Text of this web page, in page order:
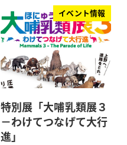
イベント情報
特別展「大哺乳類展３
－わけてつなげて大行
進」